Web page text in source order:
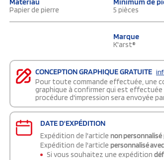
Matériau
Papier de pierre
Minimum de
5 pièces
Marque
K'arst®
CONCEPTION GRAPHIQUE GRATUITE
Pour toute commande effectuée, une
graphique à confirmer qui est effectuée
procédure d'impression sera envoyée
DATE D'EXPÉDITION
Expédition de l'article non personnalisé
Expédition de l'article personnalisé
Si vous souhaitez une expédition